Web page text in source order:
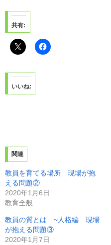
共有:
いいね:
関連
教員を育てる場所 現場が抱
える問題②
2020年1月6日
教育全般
教員の質とは ~人格編 現場
が抱える問題③
2020年1月7日